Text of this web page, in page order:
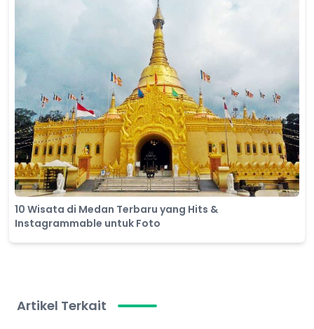
10 Wisata di Medan Terbaru yang Hits &
Instagrammable untuk Foto
Artikel Terkait